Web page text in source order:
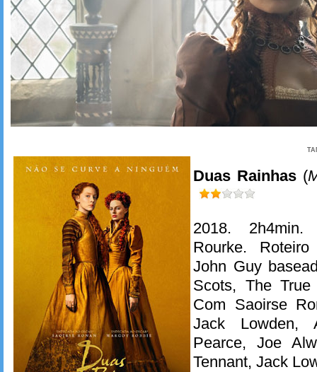
Duas Rainhas (
2018.
Rourke.
John Guy
Scots, The
Com Saoirse
Jack Lowden,
Pearce, Joe
Tennant, Jack